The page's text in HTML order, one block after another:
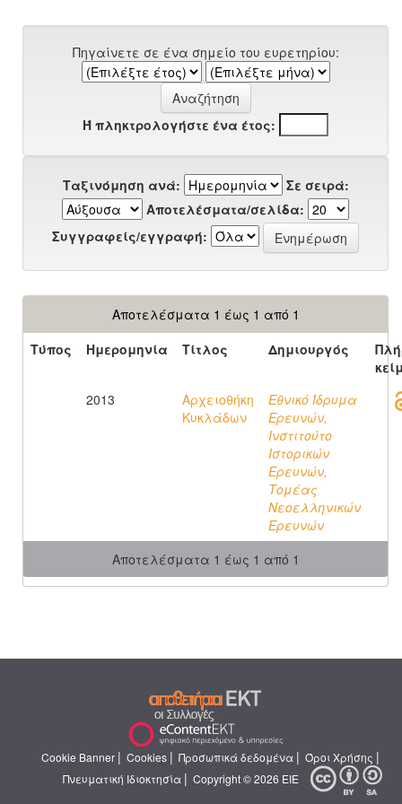
Πηγαίνετε σε ένα σημείο του ευρετηρίου:
Ή πληκτρολογήστε ένα έτος:
Ταξινόμηση ανά:
Σε σειρά:
Αποτελέσματα/σελίδα:
Συγγραφείς/εγγραφή:
Αποτελέσματα 1 έως 1 από 1
Τύπος
Ημερομηνία Τίτλος Δημιουργός
2013
Αρχειοθήκη
Κυκλάδων
Εθνικό Ίδρυμα
Ερευνών,
Ινστιτούτο
Ιστορικών
Ερευνών,
Τομέας
Νεοελληνικών
Ερευνών
Αποτελέσματα 1 έως 1 από 1
Cookie Banner | Cookies | Προσωπικά δεδομένα | Όροι Χρήσης |
Πνευματική Ιδιοκτησία | Copyright © 2026 ΕΙΕ